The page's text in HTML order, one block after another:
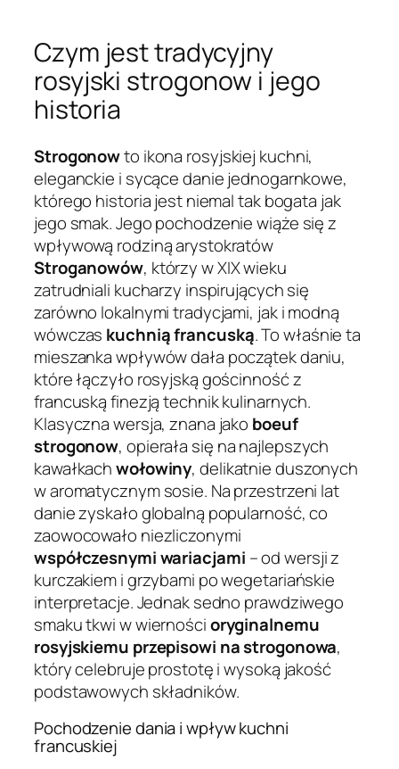
Czym jest tradycyjny
rosyjski strogonow i jego
historia
Strogonowto ikona rosyjskiej kuchni,
eleganckie i sycące danie jednogarnkowe,
którego historia jest niemal tak bogata jak
jego smak. Jego pochodzenie wiąże się z
wpływową rodziną arystokratów
Stroganowów, którzy w XIX wieku
zatrudniali kucharzy inspirujących się
zarówno lokalnymi tradycjami, jak i modną
wówczas kuchnią francuską. To właśnie ta
mieszanka wpływów dała początek daniu,
które łączyło rosyjską gościnność z
francuską finezją technik kulinarnych.
Klasyczna wersja, znana jako boeuf
strogonow, opierała się na najlepszych
kawałkachwołowiny, delikatnie duszonych
w aromatycznym sosie. Na przestrzeni lat
danie zyskało globalną popularność, co
zaowocowało niezliczonymi
współczesnymi wariacjami – od wersji z
kurczakiem i grzybami po wegetariańskie
interpretacje. Jednak sedno prawdziwego
smaku tkwi w wiernościoryginalnemu
rosyjskiemu przepisowi na strogonowa,
który celebruje prostotę i wysoką jakość
podstawowych składników.
Pochodzenie dania i wpływ kuchni
francuskiej